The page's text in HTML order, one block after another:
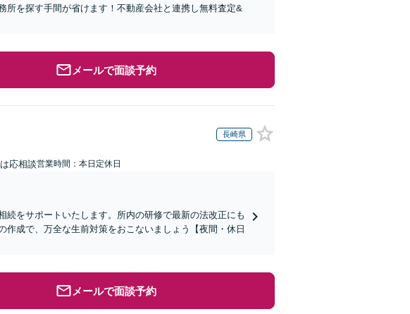
を探す手間が省けます！不動産会社と連携し無料査定&
メールで面談予約
長崎県
応相談営業時間：本日定休日
続をサポートいたします。所内の研修で最新の法改正にも
成で、万全な生前対策をおこないましょう【夜間・休日
メールで面談予約